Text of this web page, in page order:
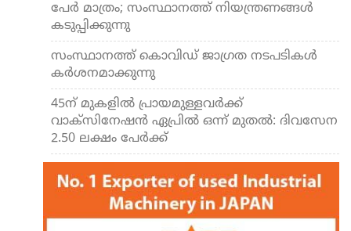
പേര്‍ മാത്രം; സംസ്ഥാനത്ത് നിയന്ത്രണങ്ങള്‍
കടുപ്പിക്കുന്നു
സംസ്ഥാനത്ത് കൊവിഡ് ജാഗ്രത നടപടികള്‍
കര്‍ശനമാക്കുന്നു
45ന് മുകളില്‍ പ്രായമുള്ളവര്‍ക്ക്
വാക്‌സിനേഷന്‍ ഏപ്രില്‍ ഒന്ന് മുതല്‍: ദിവസേന
2.50 ലക്ഷം പേര്‍ക്ക്